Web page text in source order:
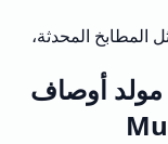
المطابخ المحدثة،
أوصاف